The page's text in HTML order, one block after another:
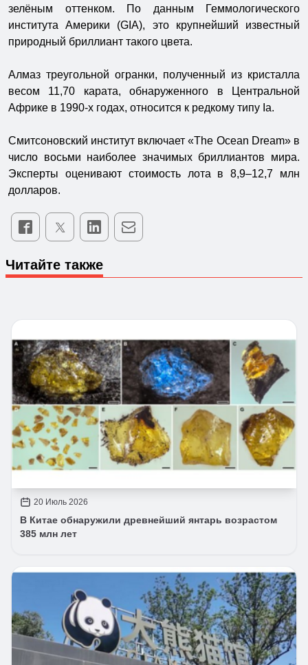
зелёным оттенком. По данным Геммологического
института Америки (GIA), это крупнейший известный
природный бриллиант такого цвета.
Алмаз треугольной огранки, полученный из кристалла
весом 11,70 карата, обнаруженного в Центральной
Африке в 1990-х годах, относится к редкому типу Ia.
Смитсоновский институт включает «The Ocean Dream» в
число восьми наиболее значимых бриллиантов мира.
Эксперты оценивают стоимость лота в 8,9–12,7 млн
долларов.
Читайте также
20 Июль 2026
В Китае обнаружили древнейший янтарь возрастом
385 млн лет